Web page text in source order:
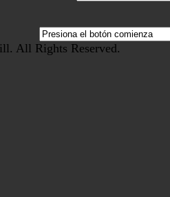
All Rights Reserved.